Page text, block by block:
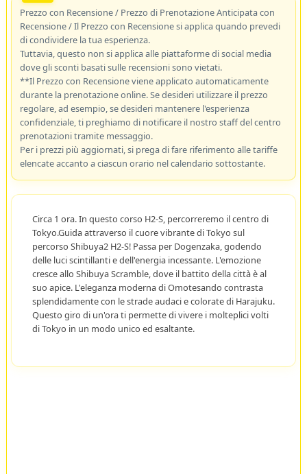
Prezzo con Recensione / Prezzo di Prenotazione Anticipata con
Recensione / Il Prezzo con Recensione si applica quando prevedi
di condividere la tua esperienza.
Tuttavia, questo non si applica alle piattaforme di social media
dove gli sconti basati sulle recensioni sono vietati.
**Il Prezzo con Recensione viene applicato automaticamente
durante la prenotazione online. Se desideri utilizzare il prezzo
regolare, ad esempio, se desideri mantenere l'esperienza
confidenziale, ti preghiamo di notificare il nostro staff del centro
prenotazioni tramite messaggio.
Per i prezzi più aggiornati, si prega di fare riferimento alle tariffe
elencate accanto a ciascun orario nel calendario sottostante.
Circa 1 ora. In questo corso H2-S, percorreremo il centro di
Tokyo.Guida attraverso il cuore vibrante di Tokyo sul
percorso Shibuya2 H2-S! Passa per Dogenzaka, godendo
delle luci scintillanti e dell'energia incessante. L'emozione
cresce allo Shibuya Scramble, dove il battito della città è al
suo apice. L'eleganza moderna di Omotesando contrasta
splendidamente con le strade audaci e colorate di Harajuku.
Questo giro di un'ora ti permette di vivere i molteplici volti
di Tokyo in un modo unico ed esaltante.